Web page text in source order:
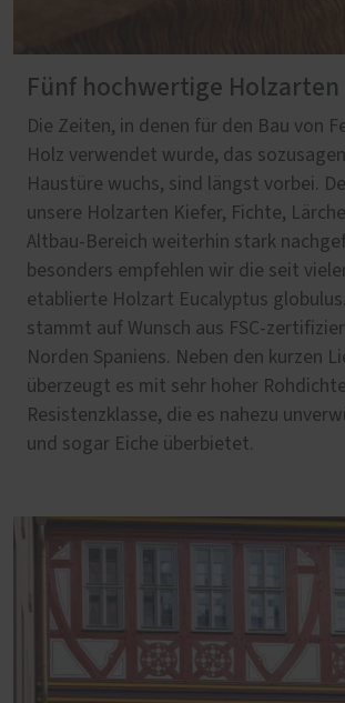
Fünf hochwertige Holzarten
Die Zeiten, in denen für den Bau von
Holz verwendet wurde, das
Haustüre wuchs, sind längst vorbei.
unsere Holzarten Kiefer, Fichte,
Altbau-Bereich weiterhin stark
besonders empfehlen wir die seit
etablierte Holzart Eucalyptus
stammt auf Wunsch aus FSC-
Norden Spaniens. Neben den kurzen
überzeugt es mit sehr hoher
Resistenzklasse, die es nahezu
und sogar Eiche überbietet.